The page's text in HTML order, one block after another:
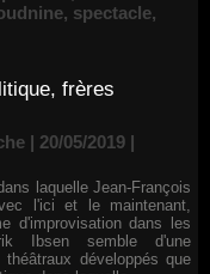
, spectacle,
frères
| 20/05/2019 |
laquelle Jean-François
l'ici et le maintenant,
d'improvisation dans les
Ibsen semble d'une
développés que